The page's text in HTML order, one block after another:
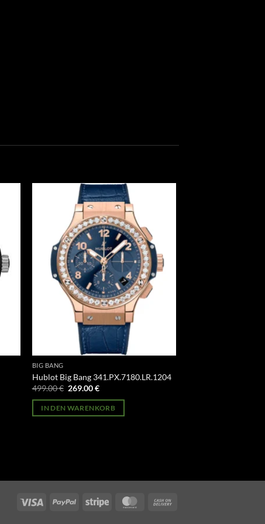
BIG BANG
Hublot Big Bang 341.PX.7180.LR.1204
499.00€ Ursprünglicher
war:
499.00 €
269.00€Aktueller
ist:
269.00 €.
IN DEN WARENKORB
Visa PayPal Stripe MasterCard